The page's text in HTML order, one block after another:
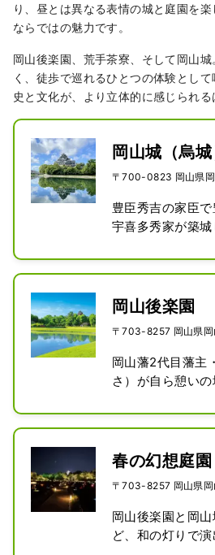
り、昼とは異なる表情の城と庭園を
ならではの魅力です。
岡山後楽園、荒手茶寮、そして岡山
く、徒歩で巡れるひとつの体験とし
史と文化が、より立体的に感じられる
岡山城（烏城
〒700-0823 岡山県
豊臣秀吉の家臣で
宇喜多秀家が築
守閣は威厳のあ
ょう）」と呼ばれ
らは眼下に旭川を
市街地を360度見
の天守閣は1945
で焼失しましたが
階には備前焼工
験ができます。
節ごとに岡山城天
イトアップした「
され人気を集め
岡山後楽園
〒703-8257 岡山県
岡山藩2代目藩主
さ）が自ら憩い
江戸時代さなが
指定され、ミシュ
ド・ジャポンで
います。四季を通
ど様々な行事が
間限定で昼間とは
春の幻想庭
〒703-8257 岡山県
岡山後楽園と岡
ど、和の灯りで